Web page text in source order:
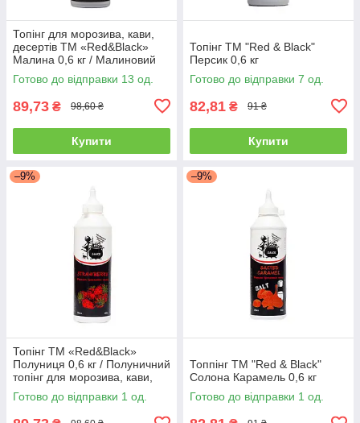
Топінг для морозива, кави,
десертів ТМ «Red&Black»
Малина 0,6 кг / Малиновий
топінг для коктейлів 600мл.
Готово до відправки 13 од.
89,73 ₴ 98,60 ₴
Купити
Топінг ТМ "Red & Black"
Персик 0,6 кг
Готово до відправки 7 од.
82,81 ₴ 91 ₴
Купити
–9%
Топінг ТМ «Red&Black»
Полуниця 0,6 кг / Полуничний
топінг для морозива, кави,
десертів та коктейлів 600мл.
Готово до відправки 1 од.
–9%
Топпінг ТМ "Red & Black"
Солона Карамель 0,6 кг
Готово до відправки 1 од.